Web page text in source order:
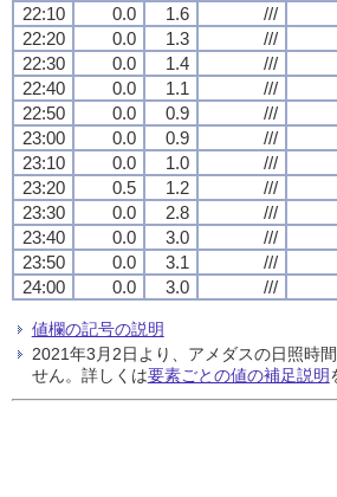
22:10
0.0 1.6 ///
22:20
0.0 1.3 ///
22:30
0.0 1.4 ///
22:40
0.0 1.1 ///
22:50
0.0 0.9 ///
23:00
0.0 0.9 ///
23:10
0.0 1.0 ///
23:20
0.5 1.2 ///
23:30
0.0 2.8 ///
23:40
0.0 3.0 ///
23:50
0.0 3.1 ///
24:00
0.0 3.0 ///
値欄の記号の説明
2021年3月2日より、アメダスの日照時
せん。詳しくは要素ごとの値の補足説明